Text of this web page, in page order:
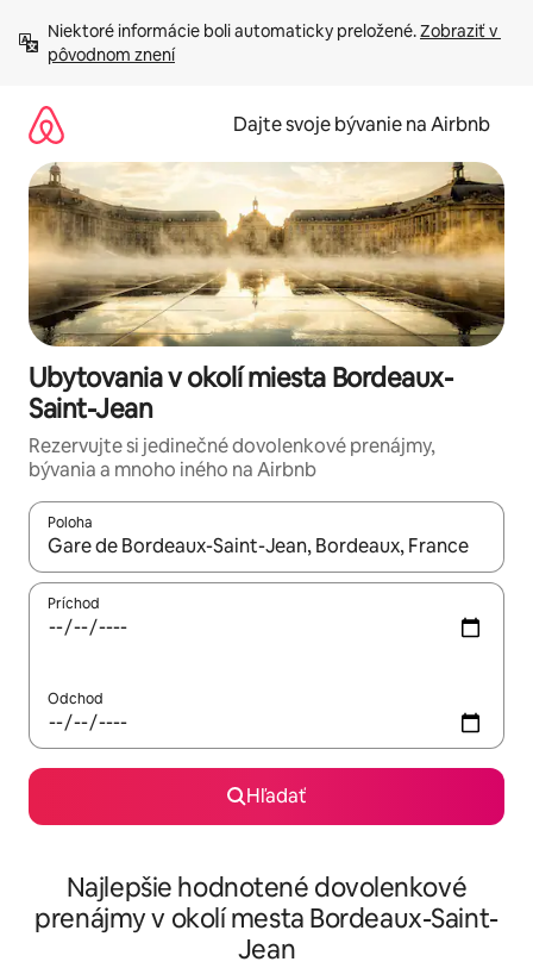
obsah.
Niektoré informácie boli automaticky preložené. Zobraziť v
pôvodnom znení
Dajte svoje bývanie na Airbnb
Ubytovania v okolí miesta Bordeaux-
Saint-Jean
Rezervujte si jedinečné dovolenkové prenájmy,
bývania a mnoho iného na Airbnb
Poloha
Keď budú výsledky k dispozícii, môžete si ich prechádzať
Príchod
Odchod
Hľadať
Najlepšie hodnotené dovolenkové
prenájmy v okolí mesta Bordeaux-Saint-
Jean